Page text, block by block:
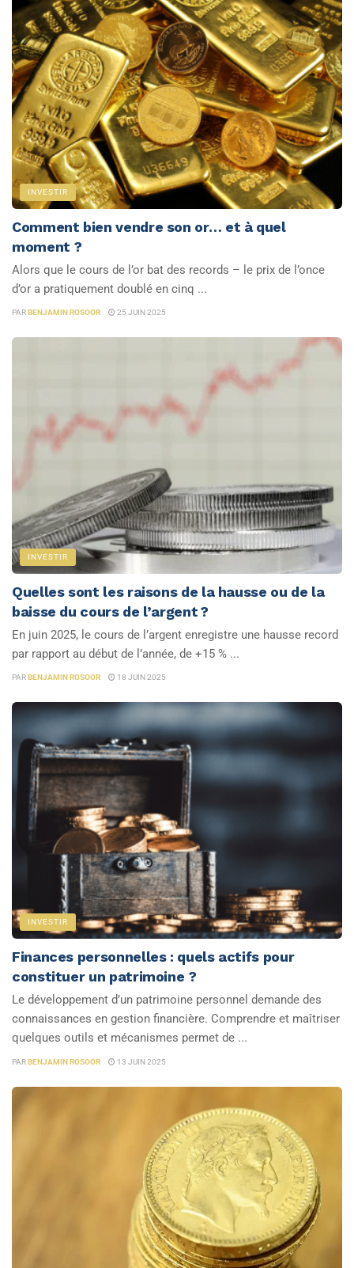
INVESTIR
Comment bien vendre son or… et à quel
moment ?
Alors que le cours de l’or bat des records – le prix de l’once
d’or a pratiquement doublé en cinq ...
PARBENJAMIN ROSOOR 25 JUIN 2025
INVESTIR
Quelles sont les raisons de la hausse ou de la
baisse du cours de l’argent ?
En juin 2025, le cours de l’argent enregistre une hausse record
par rapport au début de l’année, de +15 % ...
PAR BENJAMIN ROSOOR 18 JUIN 2025
INVESTIR
Finances personnelles : quels actifs pour
constituer un patrimoine ?
Le développement d’un patrimoine personnel demande des
connaissances en gestion financière. Comprendre et maîtriser
quelques outils et mécanismes permet de ...
PARBENJAMIN ROSOOR 13 JUIN 2025